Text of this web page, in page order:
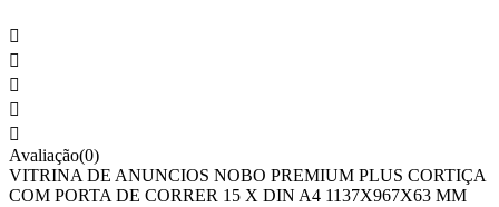





Avaliação(0)
VITRINA DE ANUNCIOS NOBO PREMIUM PLUS CORTIÇA
COM PORTA DE CORRER 15 X DIN A4 1137X967X63 MM